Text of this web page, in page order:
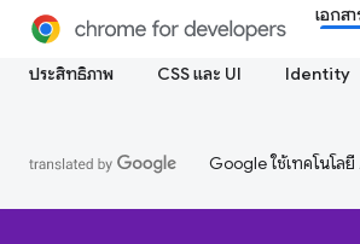
เอกสา
ประสิทธิภาพ CSS และ UI Identity
Google ใช้เทคโนโล